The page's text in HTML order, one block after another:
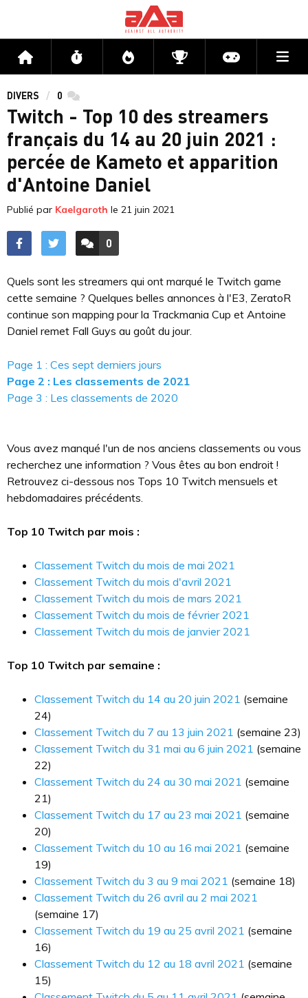
Accueil Flux Directs CompétitionsActu jeux
DIVERS 0 commentaires
Twitch - Top 10 des streamers
français du 14 au 20 juin 2021 :
percée de Kameto et apparition
d'Antoine Daniel
Publié par Kaelgaroth le 21 juin 2021
ACCÉDER AUX
0
COMMENTAIRES
Quels sont les streamers qui ont marqué le Twitch game
cette semaine ? Quelques belles annonces à l'E3, ZeratoR
continue son mapping pour la Trackmania Cup et Antoine
Daniel remet Fall Guys au goût du jour.
Page 1 : Ces sept derniers jours
Page 2 : Les classements de 2021
Page 3 : Les classements de 2020
Vous avez manqué l'un de nos anciens classements ou vous
recherchez une information ? Vous êtes au bon endroit !
Retrouvez ci-dessous nos Tops 10 Twitch mensuels et
hebdomadaires précédents.
Top 10 Twitch par mois :
Classement Twitch du mois de mai 2021
Classement Twitch du mois d'avril 2021
Classement Twitch du mois de mars 2021
Classement Twitch du mois de février 2021
Classement Twitch du mois de janvier 2021
Top 10 Twitch par semaine :
Classement Twitch du 14 au 20 juin 2021 (semaine
24)
Classement Twitch du 7 au 13 juin 2021 (semaine 23)
Classement Twitch du 31 mai au 6 juin 2021 (semaine
22)
Classement Twitch du 24 au 30 mai 2021 (semaine
21)
Classement Twitch du 17 au 23 mai 2021 (semaine
20)
Classement Twitch du 10 au 16 mai 2021 (semaine
19)
Classement Twitch du 3 au 9 mai 2021 (semaine 18)
Classement Twitch du 26 avril au 2 mai 2021
(semaine 17)
Classement Twitch du 19 au 25 avril 2021 (semaine
16)
Classement Twitch du 12 au 18 avril 2021 (semaine
15)